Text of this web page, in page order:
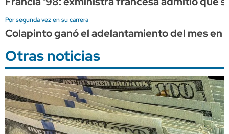
Por segunda vez en su carrera
Colapinto ganó el adelantamiento del mes en
Otras noticias